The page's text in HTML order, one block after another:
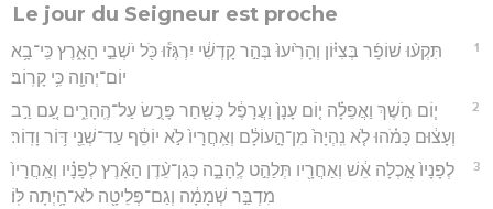
Le jour du Seigneur est proche
1
תִּקְע֨וּ שׁוֹפָ֜ר בְּצִיּ֗וֹן וְהָרִ֙יעוּ֙ בְּהַ֣ר קָדְשִׁ֔י יִרְגְּז֕וּ כֹּ֖ל יֹשְׁבֵ֣י הָאָ֑רֶץ כִּֽי־בָ֥א
יוֹם־יְהוָ֖ה כִּ֥י קָרֽוֹב׃
2
י֧וֹם חֹ֣שֶׁךְ וַאֲפֵלָ֗ה י֤וֹם עָנָן֙ וַעֲרָפֶ֔ל כְּשַׁ֖חַר פָּרֻ֣שׂ עַל־הֶֽהָרִ֑ים עַ֚ם רַ֣ב
וְעָצ֔וּם כָּמֹ֗הוּ לֹ֤א נִֽהְיָה֙ מִן־הָ֣עוֹלָ֔ם וְאַֽחֲרָיו֙ לֹ֣א יוֹסֵ֔ף עַד־שְׁנֵ֖י דּ֥וֹר וָדֽוֹר׃
3
לְפָנָיו֙ אָ֣כְלָה אֵ֔שׁ וְאַחֲרָ֖יו תְּלַהֵ֣ט לֶֽהָבָ֑ה כְּגַן־עֵ֨דֶן הָאָ֜רֶץ לְפָנָ֗יו וְאַֽחֲרָיו֙
מִדְבַּ֣ר שְׁמָמָ֔ה וְגַם־פְּלֵיטָ֖ה לֹא־הָ֥יְתָה לּֽוֹ׃